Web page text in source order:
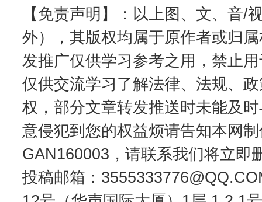
【免责声明】：以上图、文、音/
外），其版权均属于原作者或归
发推广仅供学习参考之用，禁止
仅供交流学习了解法律、法规、
权，部分文章转发推送时未能及
意侵犯到您的权益烦请告知本网
GAN160003，请联系我们将立即
投稿邮箱：
在谋一域中谋全局